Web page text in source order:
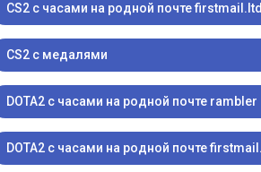
CS2 с часами на родной почте
CS2 с медалями
DOTA2 с часами на родной почте rambler
DOTA2 с часами на родной почте